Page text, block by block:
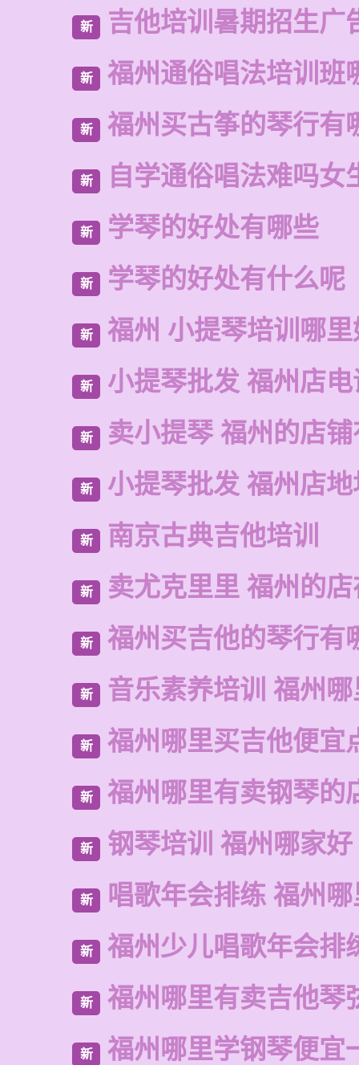
新 吉他培训暑期招生广
新 福州通俗唱法培训班
新 福州买古筝的琴行有
新 自学通俗唱法难吗女
新 学琴的好处有哪些
新 学琴的好处有什么呢
新 福州 小提琴培训哪
新 小提琴批发 福州店电
新 卖小提琴 福州的店
新 小提琴批发 福州店
新 南京古典吉他培训
新 卖尤克里里 福州的
新 福州买吉他的琴行有
新 音乐素养培训 福州
新 福州哪里买吉他便宜
新 福州哪里有卖钢琴的
新 钢琴培训 福州哪家好
新 唱歌年会排练 福州
新 福州少儿唱歌年会排
新 福州哪里有卖吉他琴
新 福州哪里学钢琴便宜